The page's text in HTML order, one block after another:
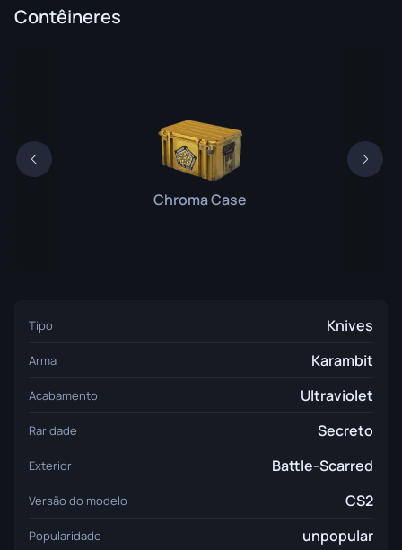
Contêineres
Chroma Case
Tipo Knives
Arma Karambit
Acabamento Ultraviolet
Raridade Secreto
Exterior Battle-Scarred
Versão do modelo CS2
Popularidade unpopular